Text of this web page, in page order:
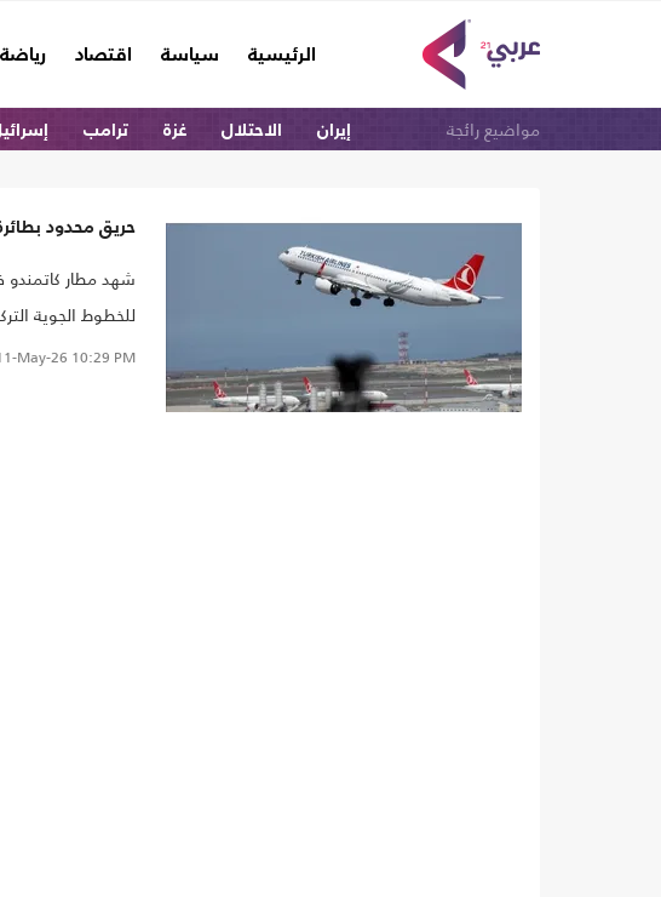
الرئيسية
(current) سياسة اقتصاد رياضة
مواضيع رائجة إيران الاحتلال غزة ترامب
حريق محدود بطائرة
شهد مطار كاتمندو
للخطوط الجوية
May-26 10:29 PM